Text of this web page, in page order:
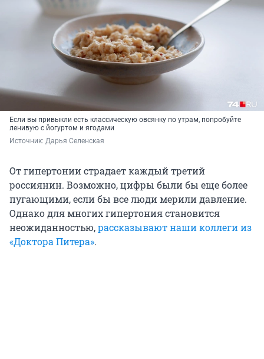
Если вы привыкли есть классическую овсянку по утрам, попробуйте
ленивую с йогуртом и ягодами
Источник: Дарья Селенская
От гипертонии страдает каждый третий
россиянин. Возможно, цифры были бы еще более
пугающими, если бы все люди мерили давление.
Однако для многих гипертония становится
неожиданностью,рассказывают наши коллеги из
«Доктора Питера».